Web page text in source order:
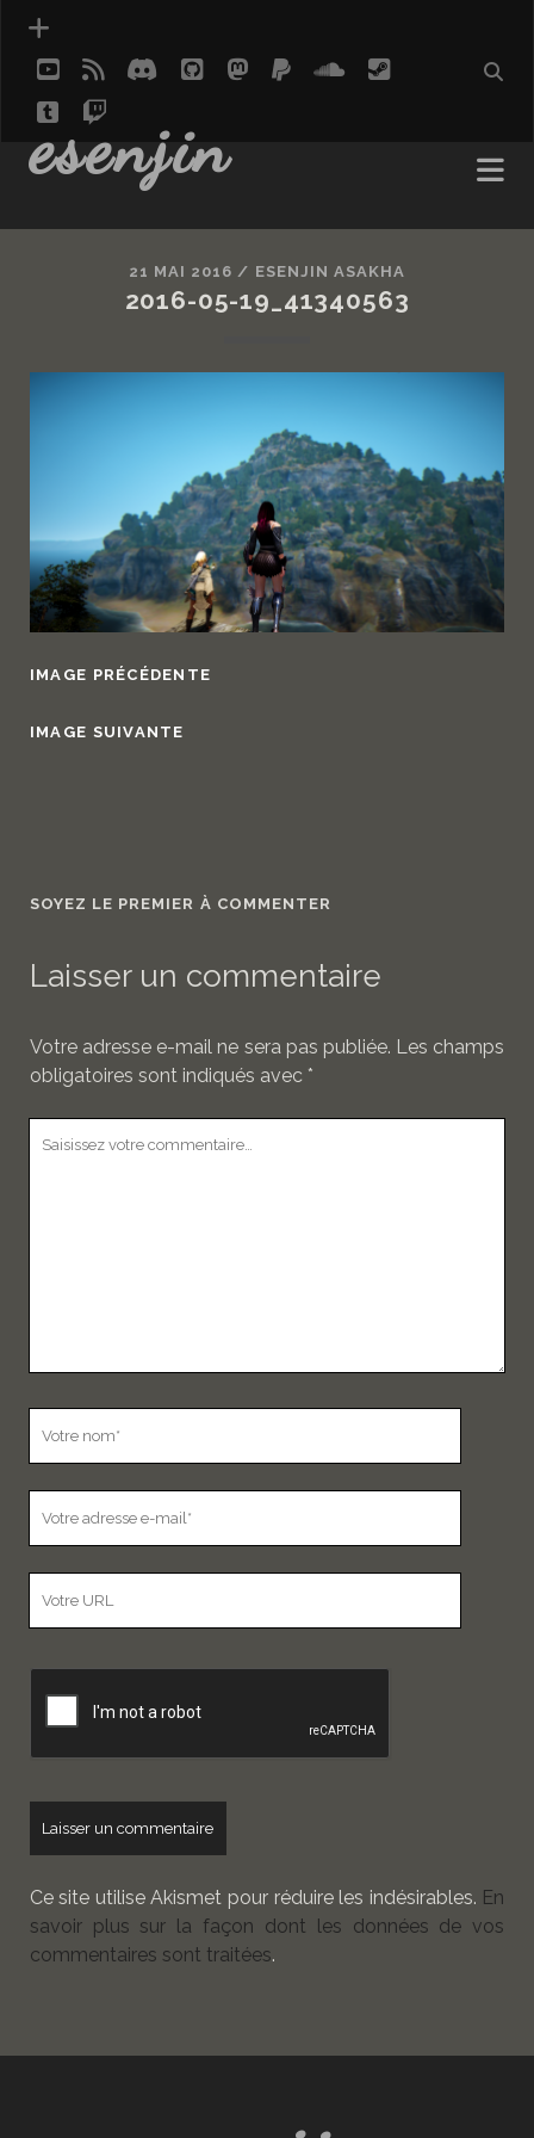
youtube
rss discord
githubmastodon
paypalsoundcloud
steam
tumblrtwitch
esenjin
21 MAI 2016 / ESENJIN ASAKHA
2016-05-19_41340563
IMAGE PRÉCÉDENTE
IMAGE SUIVANTE
SOYEZ LE PREMIER À COMMENTER
Laisser un commentaire
Votre adresse e-mail ne sera pas publiée. Les champs
obligatoires sont indiqués avec *
mail
votre
site
Ce site utilise Akismet pour réduire les indésirables. En
savoir plus sur la façon dont les données de vos
commentaires sont traitées.